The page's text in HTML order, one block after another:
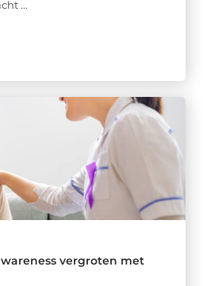
...
vergroten met